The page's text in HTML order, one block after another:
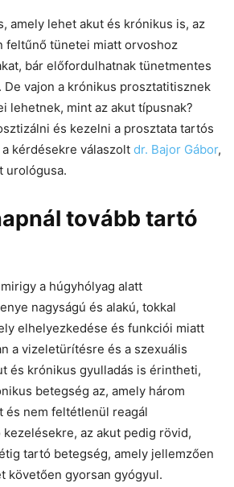
amely lehet akut és krónikus is, az
feltűnő tünetei miatt orvoshoz
bár előfordulhatnak tünetmentes
De vajon a krónikus prosztatitisznek
lehetnek, mint az akut típusnak?
és kezelni a prosztata tartós
kérdésekre válaszolt dr. Bajor Gábor,
urológusa.
tovább tartó
a húgyhólyag alatt
nagyságú és alakú, tokkal
elhelyezkedése és funkciói miatt
a vizeletürítésre és a szexuális
és krónikus gyulladás is érintheti,
betegség az, amely három
és nem feltétlenül reagál
az akut pedig rövid,
tartó betegség, amely jellemzően
követően gyorsan gyógyul.